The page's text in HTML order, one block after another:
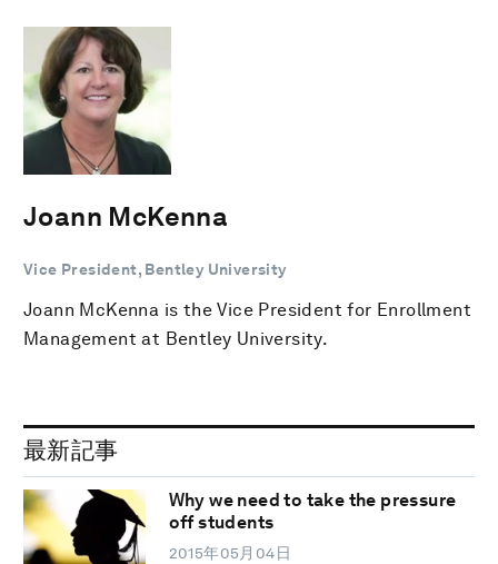
Joann McKenna
Vice President, Bentley University
Joann McKenna is the Vice President for Enrollment
Management at Bentley University.
最新記事
Why we need to take the pressure
off students
2015年05月04日